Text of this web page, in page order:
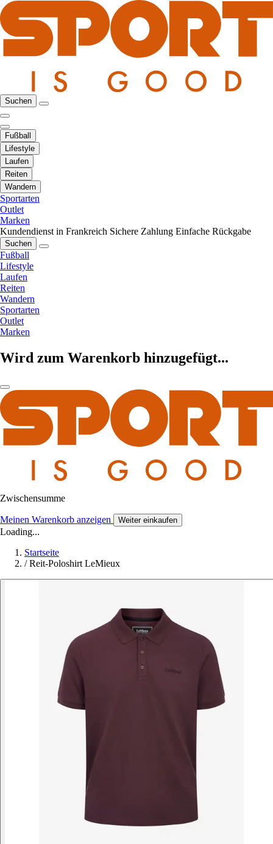
Suchen
Fußball
Lifestyle
Laufen
Reiten
Wandern
Sportarten
Outlet
Marken
Kundendienst in Frankreich Sichere Zahlung Einfache Rückgabe
Suchen
Fußball
Lifestyle
Laufen
Reiten
Wandern
Sportarten
Outlet
Marken
Wird zum Warenkorb hinzugefügt...
Zwischensumme
Meinen Warenkorb anzeigen Weiter einkaufen
Loading...
Startseite
/ Reit-Poloshirt LeMieux